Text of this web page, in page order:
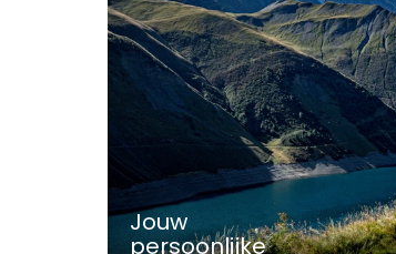
Jouw
persoonlijke